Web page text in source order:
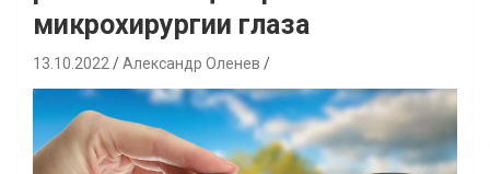
микрохирургии глаза
13.10.2022 Александр Оленев